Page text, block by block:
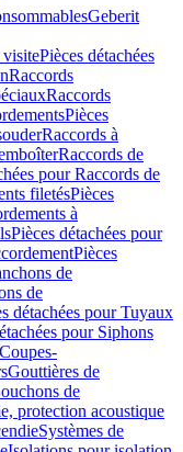
Geberit
visitePièces détachées
Raccords
Raccords
Pièces
Raccords à
Raccords de
pour Raccords de
filetésPièces
à
Pièces détachées pour
Pièces
de
de
détachées pour Tuyaux
pour Siphons
Gouttières de
de
protection acoustique
Systèmes de